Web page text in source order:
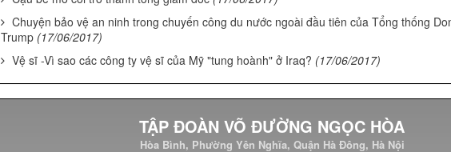
Chuyện bảo vệ an ninh trong chuyến công du nước ngoài đầu tiên của Tổng thống
Trump (17/06/2017)
Vệ sĩ -Vì sao các công ty vệ sĩ của Mỹ "tung hoành" ở Iraq? (17/06/2017)
TẬP ĐOÀN VÕ ĐƯỜNG NGỌC HÒA
Hòa Bình, Phường Yên Nghĩa, Quận Hà Đông, Hà Nội